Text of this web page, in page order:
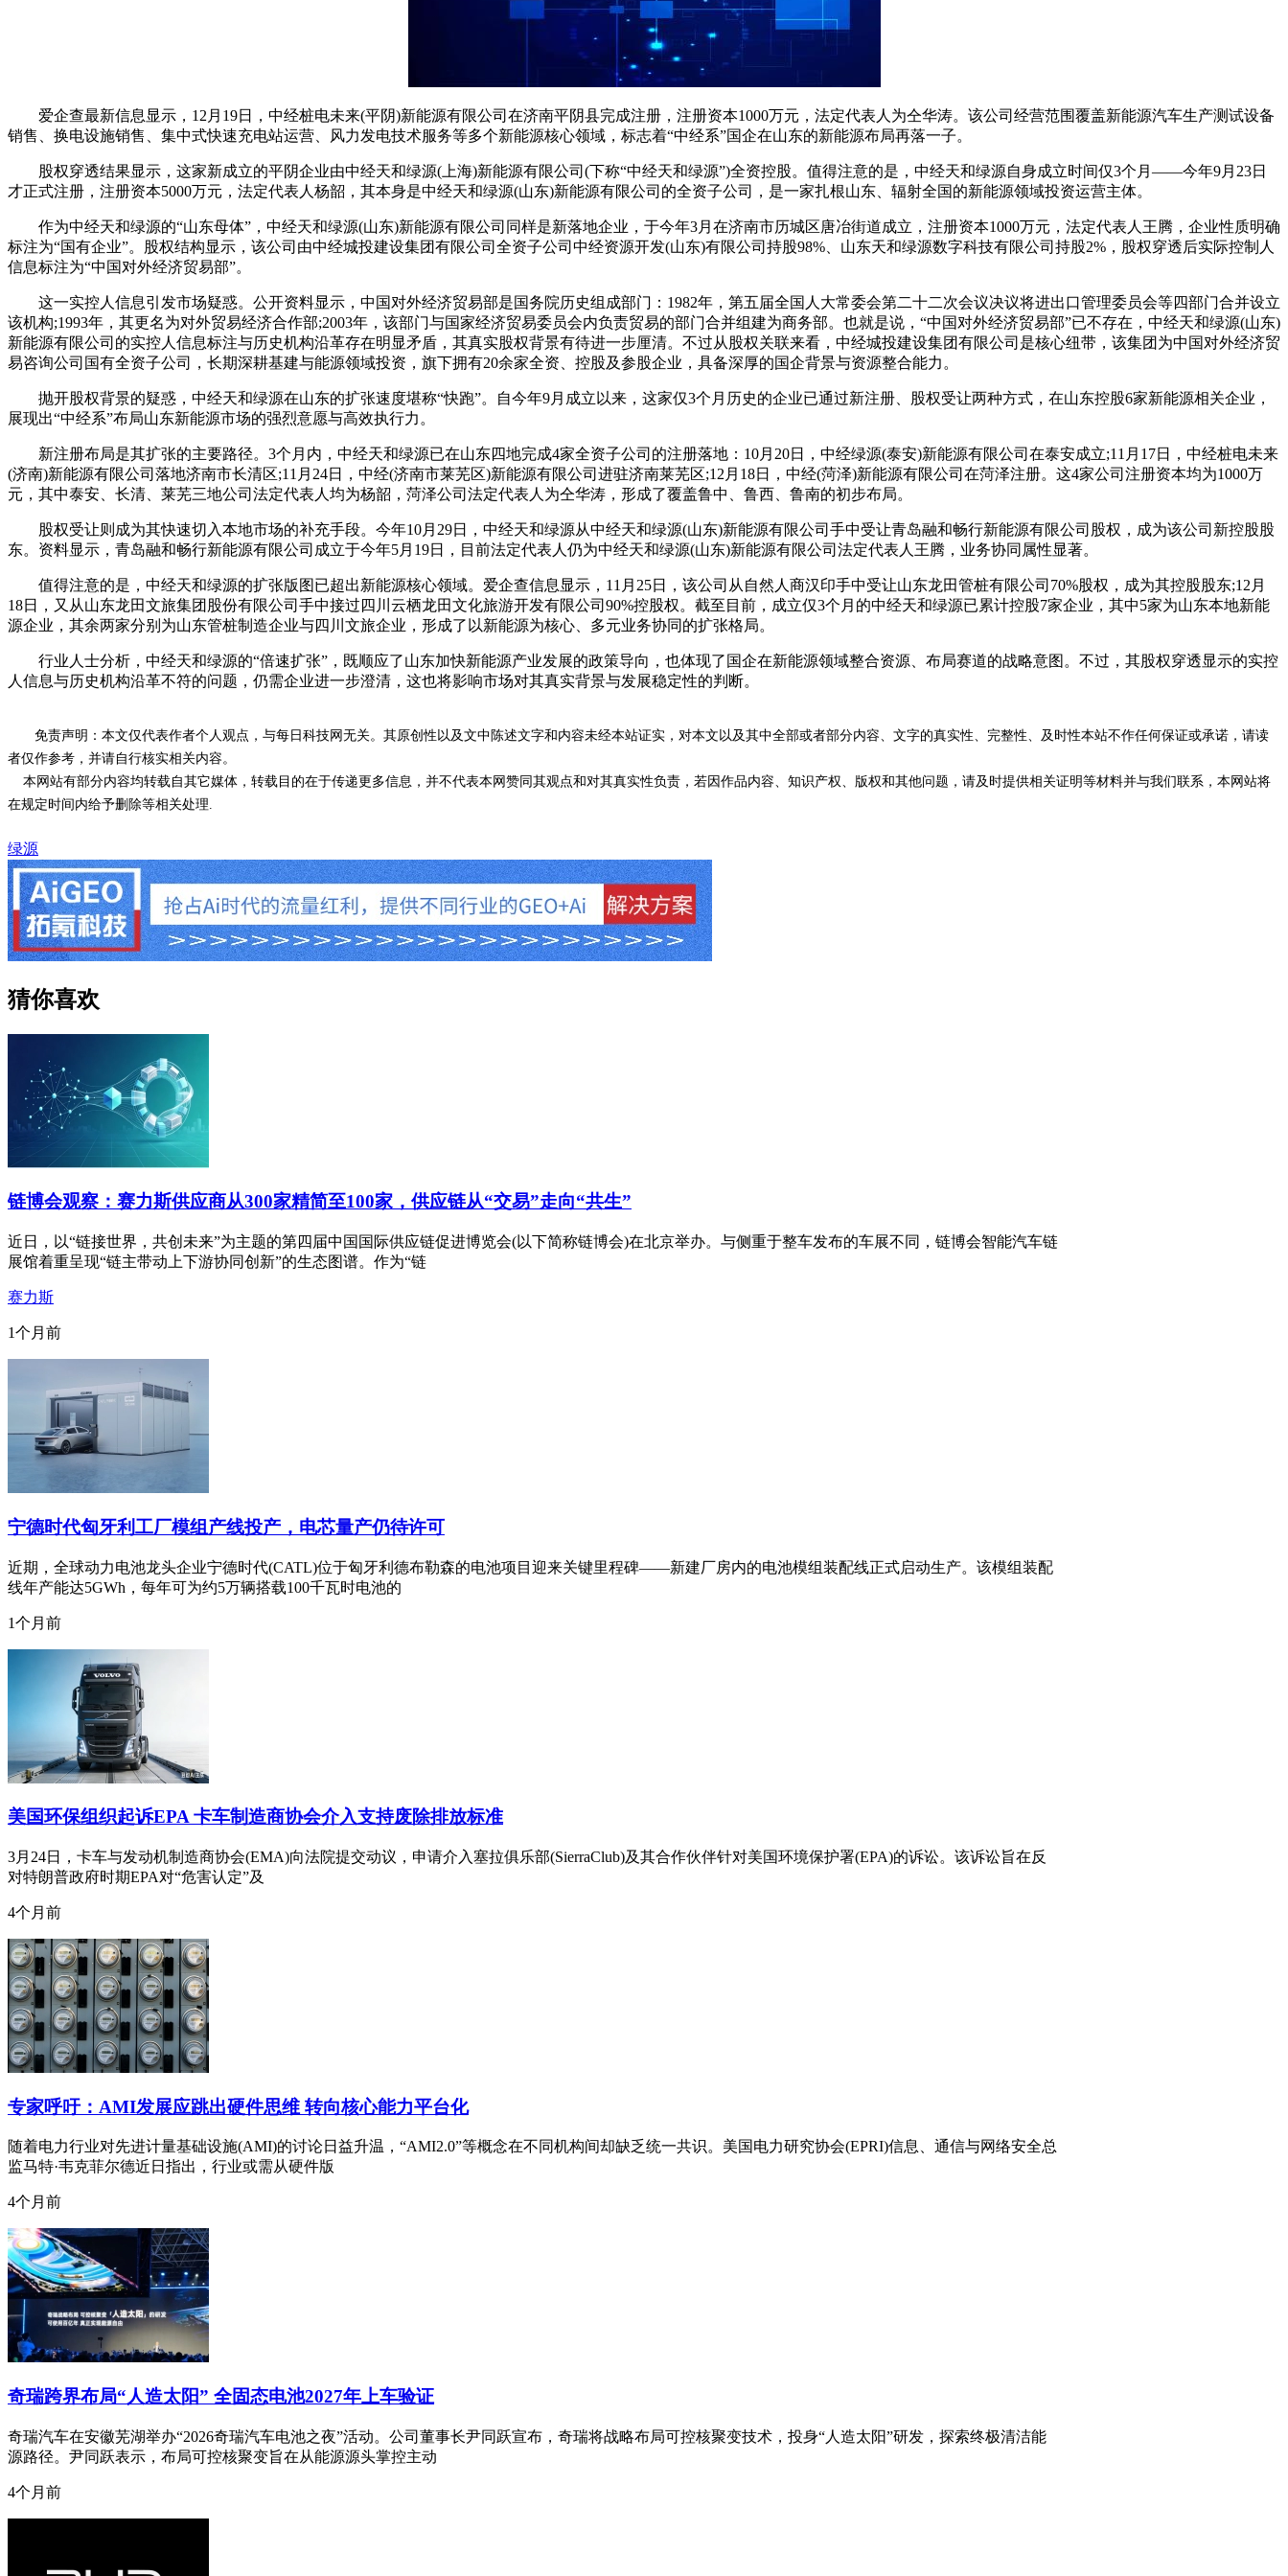
爱企查最新信息显示，12月19日，中经桩电未来(平阴)新能源有限公司在济南平阴县完成注册，注册资本1000万元，法定代表人为仝华涛。该公司经营范围覆盖新能源汽车生产测试设备
销售、换电设施销售、集中式快速充电站运营、风力发电技术服务等多个新能源核心领域，标志着“中经系”国企在山东的新能源布局再落一子。
股权穿透结果显示，这家新成立的平阴企业由中经天和绿源(上海)新能源有限公司(下称“中经天和绿源”)全资控股。值得注意的是，中经天和绿源自身成立时间仅3个月——今年9月23日
才正式注册，注册资本5000万元，法定代表人杨韶，其本身是中经天和绿源(山东)新能源有限公司的全资子公司，是一家扎根山东、辐射全国的新能源领域投资运营主体。
作为中经天和绿源的“山东母体”，中经天和绿源(山东)新能源有限公司同样是新落地企业，于今年3月在济南市历城区唐冶街道成立，注册资本1000万元，法定代表人王腾，企业性质明确
标注为“国有企业”。股权结构显示，该公司由中经城投建设集团有限公司全资子公司中经资源开发(山东)有限公司持股98%、山东天和绿源数字科技有限公司持股2%，股权穿透后实际控制人
信息标注为“中国对外经济贸易部”。
这一实控人信息引发市场疑惑。公开资料显示，中国对外经济贸易部是国务院历史组成部门：1982年，第五届全国人大常委会第二十二次会议决议将进出口管理委员会等四部门合并设立
该机构;1993年，其更名为对外贸易经济合作部;2003年，该部门与国家经济贸易委员会内负责贸易的部门合并组建为商务部。也就是说，“中国对外经济贸易部”已不存在，中经天和绿源(山东)
新能源有限公司的实控人信息标注与历史机构沿革存在明显矛盾，其真实股权背景有待进一步厘清。不过从股权关联来看，中经城投建设集团有限公司是核心纽带，该集团为中国对外经济贸
易咨询公司国有全资子公司，长期深耕基建与能源领域投资，旗下拥有20余家全资、控股及参股企业，具备深厚的国企背景与资源整合能力。
抛开股权背景的疑惑，中经天和绿源在山东的扩张速度堪称“快跑”。自今年9月成立以来，这家仅3个月历史的企业已通过新注册、股权受让两种方式，在山东控股6家新能源相关企业，
展现出“中经系”布局山东新能源市场的强烈意愿与高效执行力。
新注册布局是其扩张的主要路径。3个月内，中经天和绿源已在山东四地完成4家全资子公司的注册落地：10月20日，中经绿源(泰安)新能源有限公司在泰安成立;11月17日，中经桩电未来
(济南)新能源有限公司落地济南市长清区;11月24日，中经(济南市莱芜区)新能源有限公司进驻济南莱芜区;12月18日，中经(菏泽)新能源有限公司在菏泽注册。这4家公司注册资本均为1000万
元，其中泰安、长清、莱芜三地公司法定代表人均为杨韶，菏泽公司法定代表人为仝华涛，形成了覆盖鲁中、鲁西、鲁南的初步布局。
股权受让则成为其快速切入本地市场的补充手段。今年10月29日，中经天和绿源从中经天和绿源(山东)新能源有限公司手中受让青岛融和畅行新能源有限公司股权，成为该公司新控股股
东。资料显示，青岛融和畅行新能源有限公司成立于今年5月19日，目前法定代表人仍为中经天和绿源(山东)新能源有限公司法定代表人王腾，业务协同属性显著。
值得注意的是，中经天和绿源的扩张版图已超出新能源核心领域。爱企查信息显示，11月25日，该公司从自然人商汉印手中受让山东龙田管桩有限公司70%股权，成为其控股股东;12月
18日，又从山东龙田文旅集团股份有限公司手中接过四川云栖龙田文化旅游开发有限公司90%控股权。截至目前，成立仅3个月的中经天和绿源已累计控股7家企业，其中5家为山东本地新能
源企业，其余两家分别为山东管桩制造企业与四川文旅企业，形成了以新能源为核心、多元业务协同的扩张格局。
行业人士分析，中经天和绿源的“倍速扩张”，既顺应了山东加快新能源产业发展的政策导向，也体现了国企在新能源领域整合资源、布局赛道的战略意图。不过，其股权穿透显示的实控
人信息与历史机构沿革不符的问题，仍需企业进一步澄清，这也将影响市场对其真实背景与发展稳定性的判断。
免责声明：本文仅代表作者个人观点，与每日科技网无关。其原创性以及文中陈述文字和内容未经本站证实，对本文以及其中全部或者部分内容、文字的真实性、完整性、及时性本站不作任何保证或承诺，请读
者仅作参考，并请自行核实相关内容。
本网站有部分内容均转载自其它媒体，转载目的在于传递更多信息，并不代表本网赞同其观点和对其真实性负责，若因作品内容、知识产权、版权和其他问题，请及时提供相关证明等材料并与我们联系，本网站将
在规定时间内给予删除等相关处理.
绿源
猜你喜欢
链博会观察：赛力斯供应商从300家精简至100家，供应链从“交易”走向“共生”
近日，以“链接世界，共创未来”为主题的第四届中国国际供应链促进博览会(以下简称链博会)在北京举办。与侧重于整车发布的车展不同，链博会智能汽车链
展馆着重呈现“链主带动上下游协同创新”的生态图谱。作为“链
赛力斯
1个月前
宁德时代匈牙利工厂模组产线投产，电芯量产仍待许可
近期，全球动力电池龙头企业宁德时代(CATL)位于匈牙利德布勒森的电池项目迎来关键里程碑——新建厂房内的电池模组装配线正式启动生产。该模组装配
线年产能达5GWh，每年可为约5万辆搭载100千瓦时电池的
1个月前
美国环保组织起诉EPA 卡车制造商协会介入支持废除排放标准
3月24日，卡车与发动机制造商协会(EMA)向法院提交动议，申请介入塞拉俱乐部(SierraClub)及其合作伙伴针对美国环境保护署(EPA)的诉讼。该诉讼旨在反
对特朗普政府时期EPA对“危害认定”及
4个月前
专家呼吁：AMI发展应跳出硬件思维 转向核心能力平台化
随着电力行业对先进计量基础设施(AMI)的讨论日益升温，“AMI2.0”等概念在不同机构间却缺乏统一共识。美国电力研究协会(EPRI)信息、通信与网络安全总
监马特·韦克菲尔德近日指出，行业或需从硬件版
4个月前
奇瑞跨界布局“人造太阳” 全固态电池2027年上车验证
奇瑞汽车在安徽芜湖举办“2026奇瑞汽车电池之夜”活动。公司董事长尹同跃宣布，奇瑞将战略布局可控核聚变技术，投身“人造太阳”研发，探索终极清洁能
源路径。尹同跃表示，布局可控核聚变旨在从能源源头掌控主动
4个月前